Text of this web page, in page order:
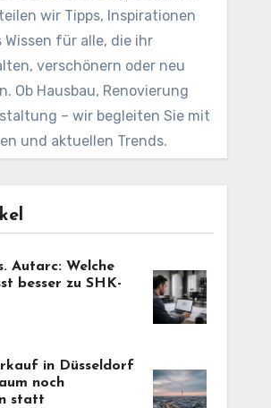
wir Tipps, Inspirationen
für alle, die ihr
verschönern oder neu
Ob Hausbau, Renovierung
– wir begleiten Sie mit
und aktuellen Trends.
Autarc: Welche
besser zu SHK-
in Düsseldorf
noch
statt